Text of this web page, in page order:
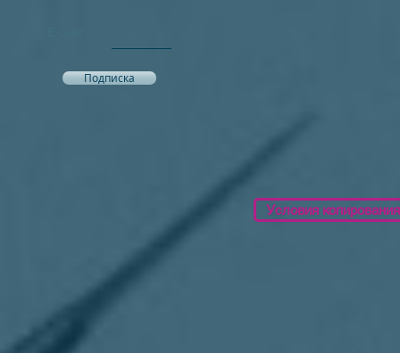
Подписка
Условия